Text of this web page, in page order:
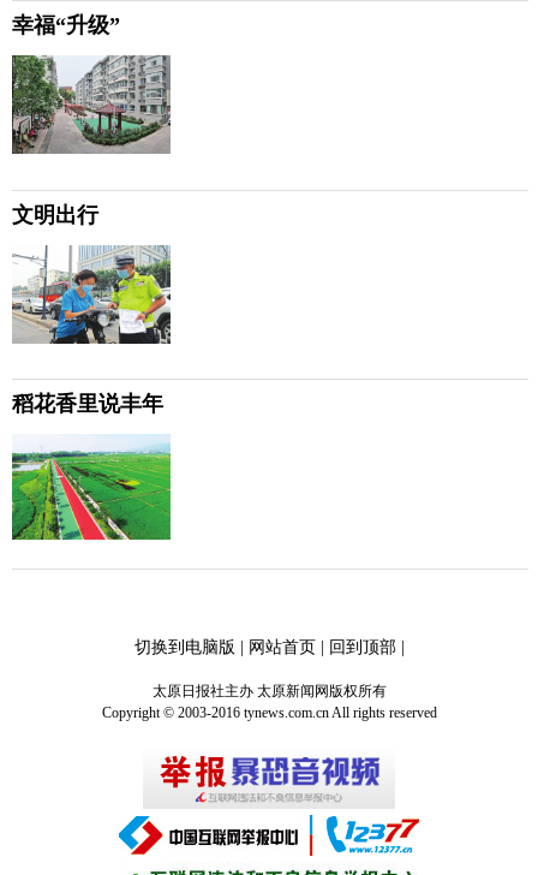
幸福“升级”
文明出行
稻花香里说丰年
切换到电脑版 | 网站首页| 回到顶部|
太原日报社主办 太原新闻网版权所有
Copyright © 2003-2016 tynews.com.cn All rights reserved